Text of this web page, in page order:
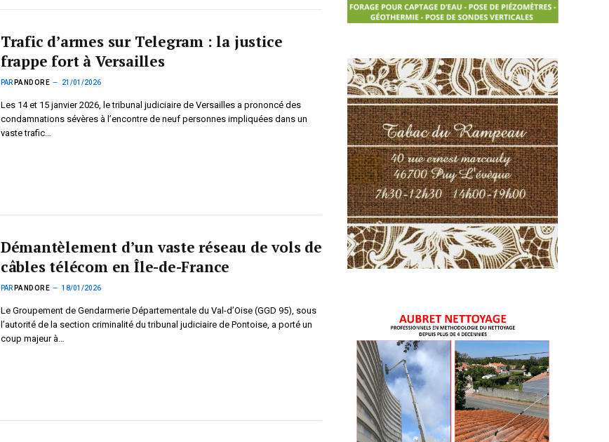
Trafic d’armes sur Telegram : la justice
frappe fort à Versailles
PAR PANDORE 21/01/2026
Les 14 et 15 janvier 2026, le tribunal judiciaire de Versailles a prononcé des
condamnations sévères à l’encontre de neuf personnes impliquées dans un
vaste trafic…
Démantèlement d’un vaste réseau de vols de
câbles télécom en Île-de-France
PAR PANDORE 18/01/2026
Le Groupement de Gendarmerie Départementale du Val-d’Oise (GGD 95), sous
l’autorité de la section criminalité du tribunal judiciaire de Pontoise, a porté un
coup majeur à…